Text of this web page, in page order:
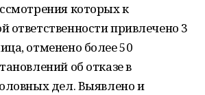
которых к
ответственности привлечено 3
отменено более 50
об отказе в
дел. Выявлено и